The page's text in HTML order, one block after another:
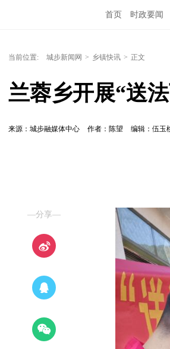
首页 时政要闻
当前位置: 城步新闻网 > 乡镇快讯 > 正文
兰蓉乡开展“送
来源：城步融媒体中心 作者：陈望 编辑：伍玉
—分享—